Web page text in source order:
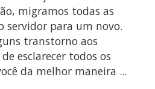
migramos todas as
servidor para um novo.
transtorno aos
esclarecer todos os
da melhor maneira ...